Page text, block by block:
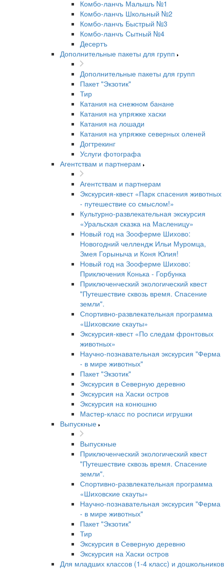
Комбо-ланчъ Малышъ №1
Комбо-ланчъ Школьный №2
Комбо-ланчъ Быстрый №3
Комбо-ланчъ Сытный №4
Десертъ
Дополнительные пакеты для групп
Дополнительные пакеты для групп
Пакет "Экзотик"
Тир
Катания на снежном банане
Катания на упряжке хаски
Катания на лошади
Катания на упряжке северных оленей
Догтрекинг
Услуги фотографа
Агентствам и партнерам
Агентствам и партнерам
Экскурсия-квест «Парк спасения животных
- путешествие со смыслом!»
Культурно-развлекательная экскурсия
«Уральская сказка на Масленицу»
Новый год на Зооферме Шихово:
Новогодний челлендж Ильи Муромца,
Змея Горыныча и Коня Юлия!
Новый год на Зооферме Шихово:
Приключения Конька - Горбунка
Приключенческий экологический квест
"Путешествие сквозь время. Спасение
земли".
Спортивно-развлекательная программа
«Шиховские скауты»
Экскурсия-квест «По следам фронтовых
животных»
Научно-познавательная экскурсия "Ферма
- в мире животных"
Пакет "Экзотик"
Экскурсия в Северную деревню
Экскурсия на Хаски остров
Экскурсия на конюшню
Мастер-класс по росписи игрушки
Выпускные
Выпускные
Приключенческий экологический квест
"Путешествие сквозь время. Спасение
земли".
Спортивно-развлекательная программа
«Шиховские скауты»
Научно-познавательная экскурсия "Ферма
- в мире животных"
Пакет "Экзотик"
Тир
Экскурсия в Северную деревню
Экскурсия на Хаски остров
Для младших классов (1-4 класс) и дошкольников